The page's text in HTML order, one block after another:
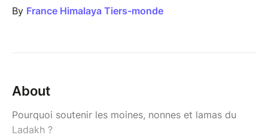
By France Himalaya Tiers-monde
About
Pourquoi soutenir les moines, nonnes et lamas du
Ladakh ?